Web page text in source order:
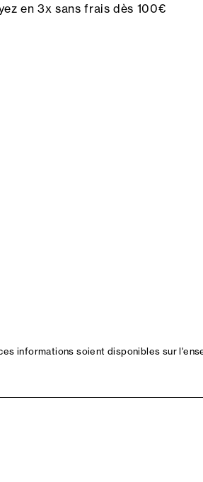
en 3x sans frais dès 100€
informations soient disponibles sur